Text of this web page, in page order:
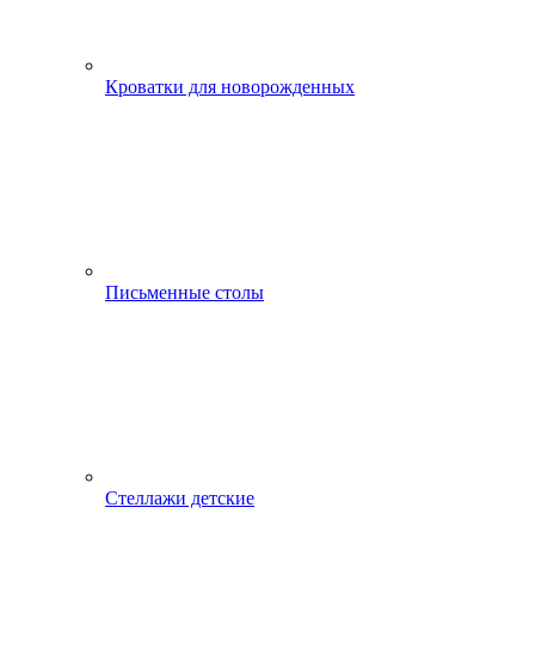
Кроватки для новорожденных
Письменные столы
Стеллажи детские